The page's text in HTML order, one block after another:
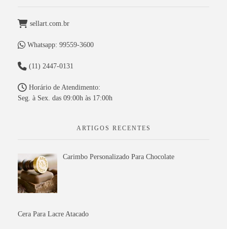
sellart.com.br
Whatsapp: 99559-3600
(11) 2447-0131
Horário de Atendimento:
Seg. à Sex. das 09:00h às 17:00h
ARTIGOS RECENTES
Carimbo Personalizado Para Chocolate
Cera Para Lacre Atacado